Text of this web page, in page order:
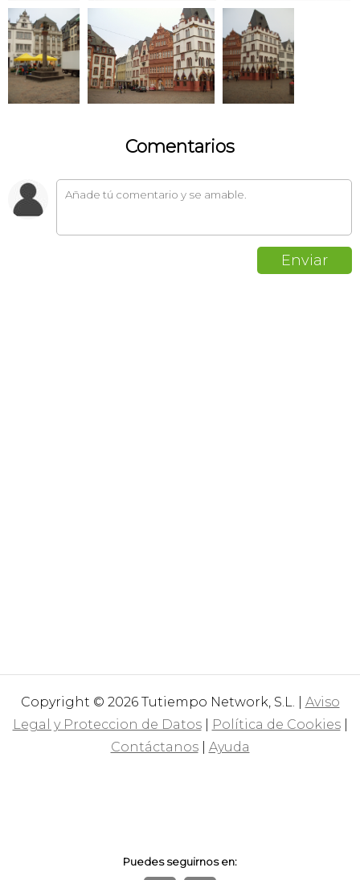
Comentarios
Copyright © 2026 Tutiempo Network, S.L. | Aviso
Legal y Proteccion de Datos| Política de Cookies|
Contáctanos| Ayuda
Puedes seguirnos en: